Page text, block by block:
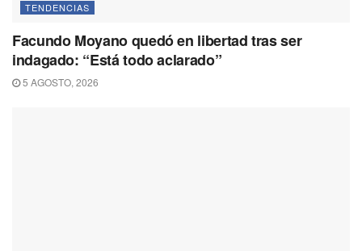
TENDENCIAS
Facundo Moyano quedó en libertad tras ser
indagado: “Está todo aclarado”
5 AGOSTO, 2026